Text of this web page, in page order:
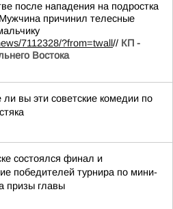
после нападения на подростка
причинил телесные
7112328/?from=twall// КП -
Востока
ли вы эти советские комедии по
состоялся финал и
победителей турнира по мини-
призы главы